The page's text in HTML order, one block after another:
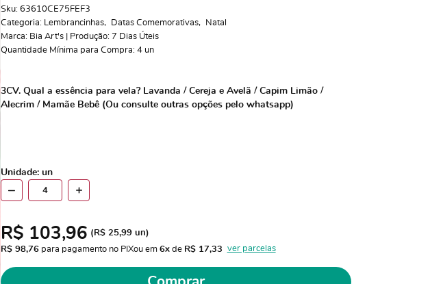
Sku: 63610CE75FEF3
Categoria: Lembrancinhas Datas Comemorativas
Natal
Marca: Bia Art's | Produção: 7 Dias Úteis
Quantidade Mínima para Compra: 4 un
3CV. Qual a essência para vela? Lavanda / Cereja e Avelã / Capim Limão /
Alecrim / Mamãe Bebê (Ou consulte outras opções pelo whatsapp)
Unidade: un
R$ 103,96 (R$ 25,99un)
R$ 98,76 para pagamento no PIXou em 6x de R$ 17,33 ver parcelas